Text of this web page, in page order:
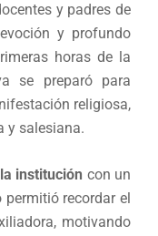
y padres de
y profundo
horas de la
se preparó para
religiosa,
y salesiana.
institución con un
recordar el
motivando